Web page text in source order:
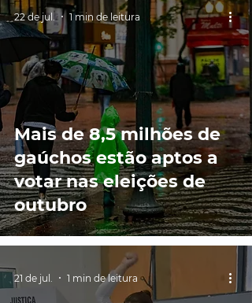
Mais de 8,5 milhões de
gaúchos estão aptos a
votar nas eleições de
outubro
22 de jul. 1 min de leitura
21 de jul. 1 min de leitura